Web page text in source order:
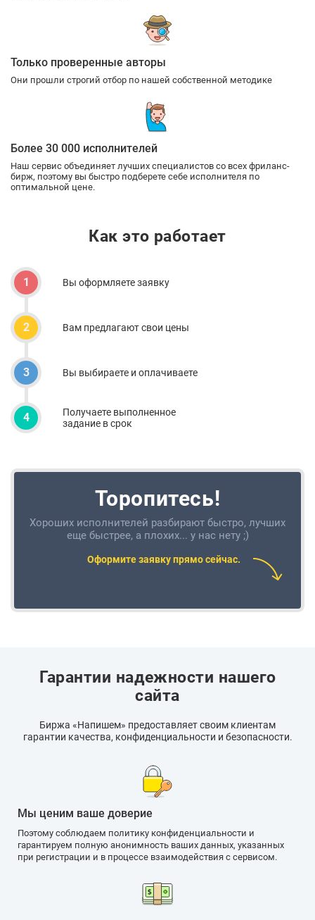
Только проверенные авторы
Они прошли строгий отбор по нашей собственной методике
Более 30 000 исполнителей
Наш сервис объединяет лучших специалистов со всех фриланс-
бирж, поэтому вы быстро подберете себе исполнителя по
оптимальной цене.
Как это работает
1 Вы оформляете заявку
2 Вам предлагают свои цены
3 Вы выбираете и оплачиваете
4
Получаете выполненное
задание в срок
Торопитесь!
Хороших исполнителей разбирают быстро, лучших
еще быстрее, а плохих... у нас нету ;)
Оформите заявку прямо сейчас.
Гарантии надежности нашего
сайта
Биржа «Напишем» предоставляет своим клиентам
гарантии качества, конфиденциальности и безопасности.
Мы ценим ваше доверие
Поэтому соблюдаем политику конфиденциальности и
гарантируем полную анонимность ваших данных, указанных
при регистрации и в процессе взаимодействия с сервисом.